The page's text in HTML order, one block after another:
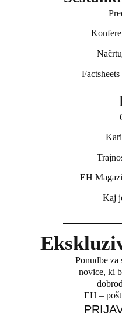
EH
Kaj
Ponudbe za
novice, ki
EH –